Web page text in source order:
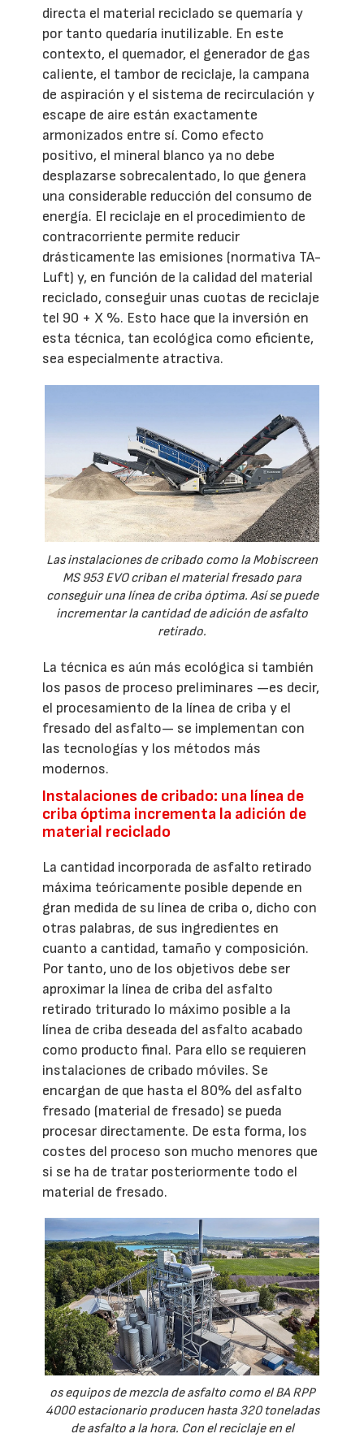
directa el material reciclado se quemaría y
por tanto quedaría inutilizable. En este
contexto, el quemador, el generador de gas
caliente, el tambor de reciclaje, la campana
de aspiración y el sistema de recirculación y
escape de aire están exactamente
armonizados entre sí. Como efecto
positivo, el mineral blanco ya no debe
desplazarse sobrecalentado, lo que genera
una considerable reducción del consumo de
energía. El reciclaje en el procedimiento de
contracorriente permite reducir
drásticamente las emisiones (normativa TA-
Luft) y, en función de la calidad del material
reciclado, conseguir unas cuotas de reciclaje
tel 90 + X %. Esto hace que la inversión en
esta técnica, tan ecológica como eficiente,
sea especialmente atractiva.
Las instalaciones de cribado como la Mobiscreen
MS 953 EVO criban el material fresado para
conseguir una línea de criba óptima. Así se puede
incrementar la cantidad de adición de asfalto
retirado.
La técnica es aún más ecológica si también
los pasos de proceso preliminares —es decir,
el procesamiento de la línea de criba y el
fresado del asfalto— se implementan con
las tecnologías y los métodos más
modernos.
Instalaciones de cribado: una línea de
criba óptima incrementa la adición de
material reciclado
La cantidad incorporada de asfalto retirado
máxima teóricamente posible depende en
gran medida de su línea de criba o, dicho con
otras palabras, de sus ingredientes en
cuanto a cantidad, tamaño y composición.
Por tanto, uno de los objetivos debe ser
aproximar la línea de criba del asfalto
retirado triturado lo máximo posible a la
línea de criba deseada del asfalto acabado
como producto final. Para ello se requieren
instalaciones de cribado móviles. Se
encargan de que hasta el 80% del asfalto
fresado (material de fresado) se pueda
procesar directamente. De esta forma, los
costes del proceso son mucho menores que
si se ha de tratar posteriormente todo el
material de fresado.
os equipos de mezcla de asfalto como el BA RPP
4000 estacionario producen hasta 320 toneladas
de asfalto a la hora. Con el reciclaje en el